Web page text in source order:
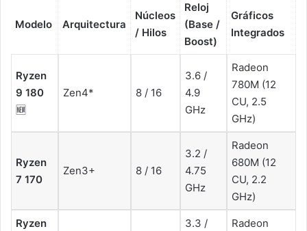
Modelo Arquitectura
Núcleos
/ Hilos
Reloj
(Base /
Boost)
Gráficos
Integrados
Ryzen
9 180
🆕
Zen4* 8 / 16
3.6 /
4.9
GHz
Radeon
780M (12
CU, 2.5
GHz)
Ryzen
7 170
Zen3+ 8 / 16
3.2 /
4.75
GHz
Radeon
680M (12
CU, 2.2
GHz)
Ryzen
3.3 /
Radeon